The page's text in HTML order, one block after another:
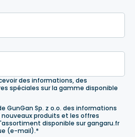
des informations, des
spéciales sur la gamme disponible
GunGan Sp. z o.o. des informations
produits et les offres
disponible sur gangaru.fr
(e-mail).*